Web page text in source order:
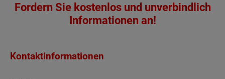
Fordern Sie kostenlos und unverbindlich
Informationen an!
Kontaktinformationen